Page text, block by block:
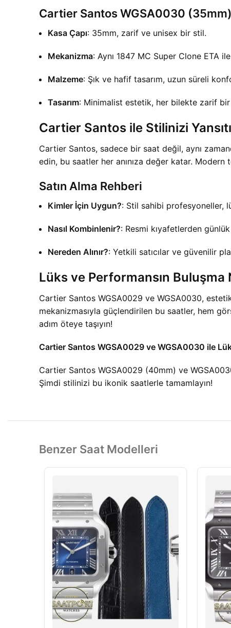
Cartier Santos WGSA0030 (35mm)
Kasa Çapı: 35mm, zarif ve unisex bir stil.
Mekanizma: Aynı 1847 MC Super Clone ETA
Malzeme: Şık ve hafif tasarım, uzun süreli
Tasarım: Minimalist estetik, her bilekte zarif
Cartier Santos ile Stilinizi
Cartier Santos, sadece bir saat değil, aynı
edin, bu saatler her anınıza değer katar.
Satın Alma Rehberi
Kimler İçin Uygun?: Stil sahibi profesyoneller,
Nasıl Kombinlenir?: Resmi kıyafetlerden
Nereden Alınır?: Yetkili satıcılar ve güvenilir
Lüks ve Performansın Buluşma
Cartier Santos WGSA0029 ve WGSA0030,
mekanizmasıyla güçlendirilen bu saatler, hem
adım öteye taşıyın!
Cartier Santos WGSA0029 ve WGSA0030 ile
Cartier Santos WGSA0029 (40mm) ve
Şimdi stilinizi bu ikonik saatlerle tamamlayın!
Benzer Saat Modelleri